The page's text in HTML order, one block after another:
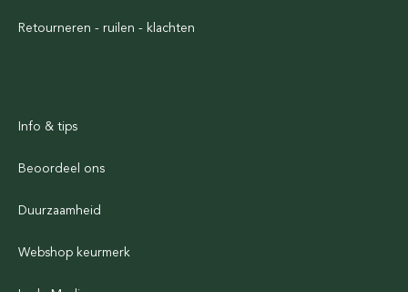
Retourneren - ruilen - klachten
Info & tips
Beoordeel ons
Duurzaamheid
Webshop keurmerk